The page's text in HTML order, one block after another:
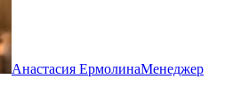
Анастасия ЕрмолинаМенеджер